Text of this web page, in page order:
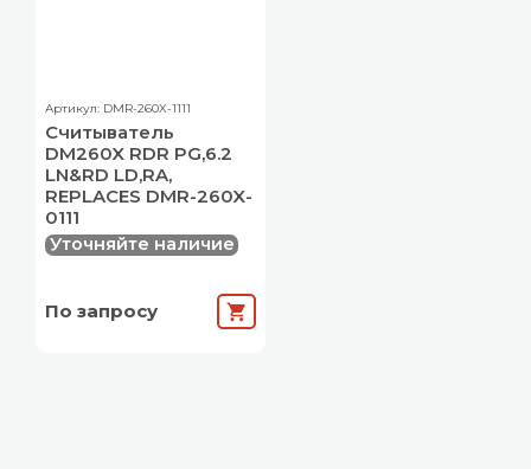
Артикул: DMR-260X-1111
Считыватель
DM260X RDR PG,6.2
LN&RD LD,RA,
REPLACES DMR-260X-
0111
Уточняйте наличие
По запросу